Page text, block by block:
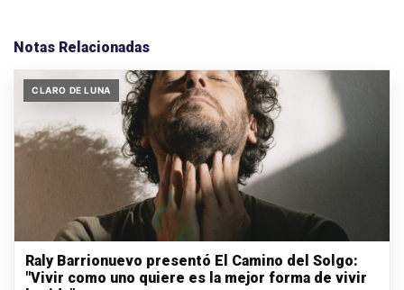
Notas Relacionadas
CLARO DE LUNA
Raly Barrionuevo presentó El Camino del Solgo:
"Vivir como uno quiere es la mejor forma de vivir